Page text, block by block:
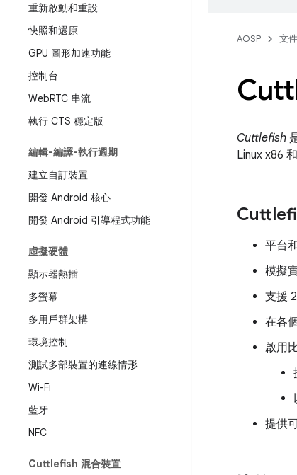
重新啟動和重設
快照和還原
GPU 圖形加速功能
控制台
WebRTC 串流
執行 CTS 穩定版
編輯-編譯-執行週期
建立自訂裝置
開發 Android 核心
開發 Android 引導程式功能
虛擬硬體
顯示器熱插
多螢幕
多用戶群架構
環境控制
測試多部裝置的連線情形
Wi-Fi
藍牙
NFC
Cuttlefish 混合裝置
AOSP 文件
Cuttlefish
Linux x86
平台
模擬
支援
在各
啟用
提供